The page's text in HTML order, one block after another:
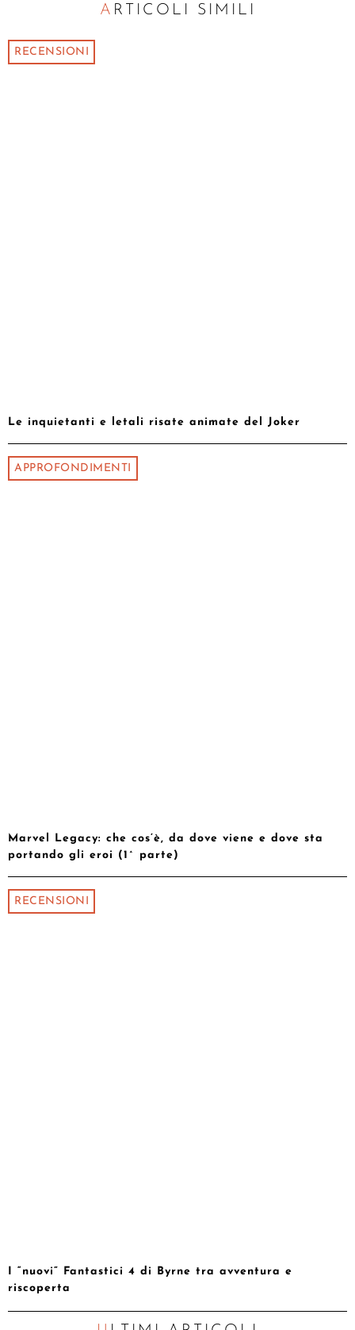
ARTICOLI SIMILI
RECENSIONI
Le inquietanti e letali risate animate del Joker
APPROFONDIMENTI
Marvel Legacy: che cos’è, da dove viene e dove sta
portando gli eroi (1^ parte)
RECENSIONI
I “nuovi” Fantastici 4 di Byrne tra avventura e
riscoperta